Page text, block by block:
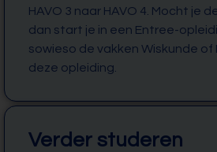
HAVO 3 naar HAVO 4. Mocht je
dan start je in een Entree-
sowieso de vakken Wiskunde of
deze opleiding.
Verder studeren